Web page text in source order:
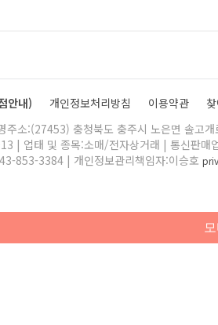
안내) 개인정보처리방침 이용약관
주소:(27453) 충청북도 충주시 노은면 솔고
| 업태 및 종목:소매/전자상거래 | 통신판매
853-3384 | 개인정보관리책임자:이승호